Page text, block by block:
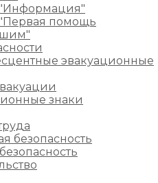
помощь
эвакуационные
знаки
безопасность